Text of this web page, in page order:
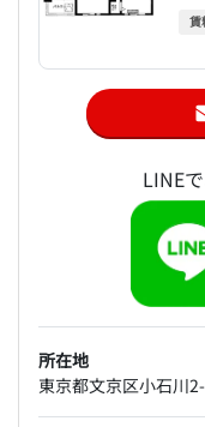
賃
LINE
所在地
東京都文京区小石川